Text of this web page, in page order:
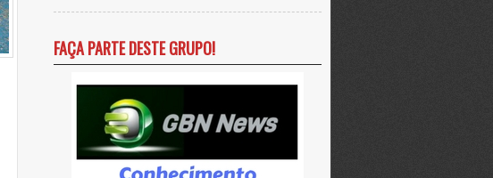
FAÇA PARTE DESTE GRUPO!